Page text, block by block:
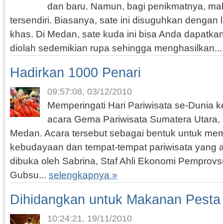
dan baru. Namun, bagi penikmatnya,
tersendiri. Biasanya, sate ini disuguhkan dengan
khas. Di Medan, sate kuda ini bisa Anda
diolah sedemikian rupa sehingga
Hadirkan 1000 Penari
09:57:08, 03/12/2010
Memperingati Hari Pariwisata se-Dunia
acara Gema Pariwisata Sumatera
Medan. Acara tersebut sebagai bentuk untuk
kebudayaan dan tempat-tempat pariwisata yang
dibuka oleh Sabrina, Staf Ahli Ekonomi
Gubsu... selengkapnya »
Dihidangkan untuk Makanan
10:24:21, 19/11/2010